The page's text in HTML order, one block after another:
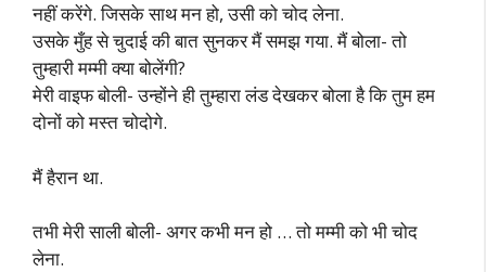
नहीं करेंगे. जिसके साथ मन हो, उसी को चोद लेना.
उसके मुँह से चुदाई की बात सुनकर मैं समझ गया. मैं बोला- तो
तुम्हारी मम्मी क्या बोलेंगी?
मेरी वाइफ बोली- उन्होंने ही तुम्हारा लंड देखकर बोला है कि तुम हम
दोनों को मस्त चोदोगे.
मैं हैरान था.
तभी मेरी साली बोली- अगर कभी मन हो … तो मम्मी को भी चोद
लेना.